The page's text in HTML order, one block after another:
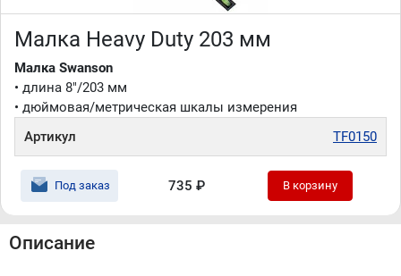
Малка Heavy Duty 203 мм
Малка Swanson
• длина 8"/203 мм
• дюймовая/метрическая шкалы измерения
Артикул
TF0150
Под заказ 735 ₽ В корзину
Описание